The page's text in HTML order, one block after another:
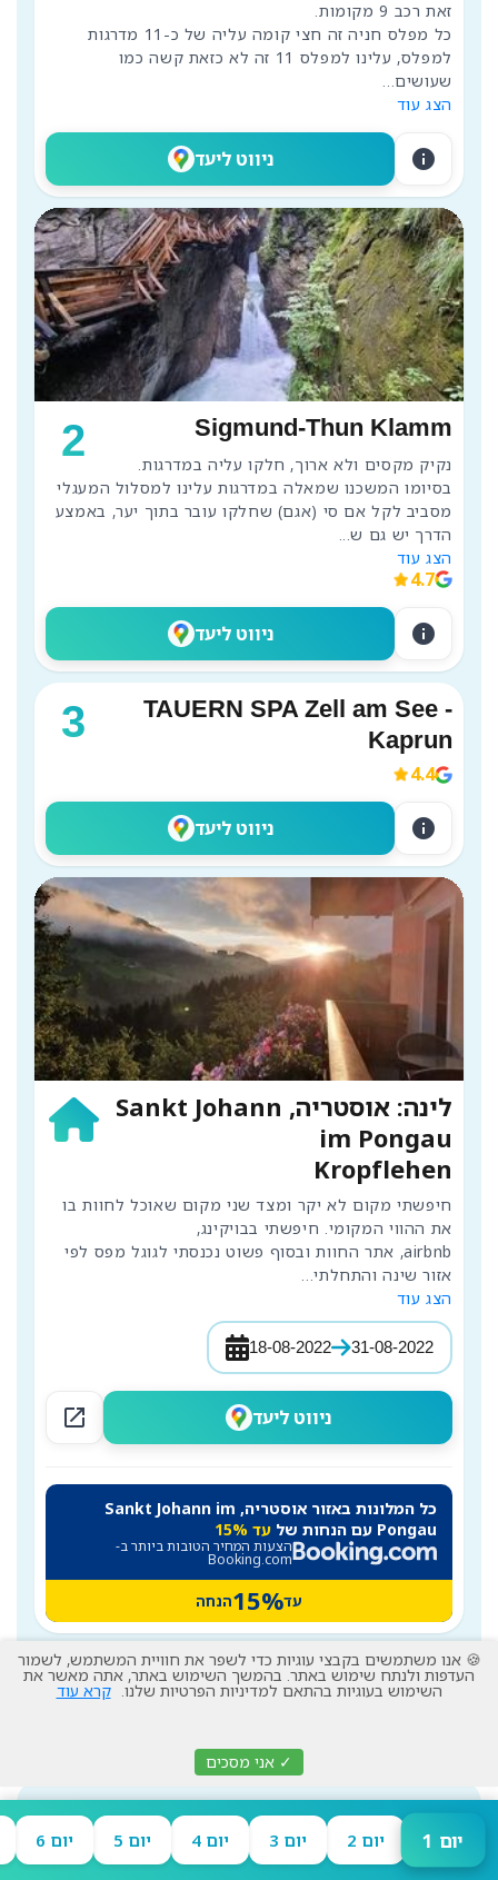
יום 1 יום 2 יום 3 יום 4 יום 5 יום 6
כל מפלס חניה זה חצי קומה עליה של כ-11 מדרגות
שעושים...
הצג עוד
ניווט ליעד info
2 Sigmund-Thun Klamm
בסיומו המשכנו שמאלה במדרגות עלינו למסלול המעגלי
הדרך יש גם ש...
הצג עוד
4.7
ניווט ליעד info
3
TAUERN SPA Zell am See -
Kaprun
4.4
ניווט ליעד info
לינה: אוסטריה, Sankt Johann
im Pongau
Kropflehen
חיפשתי מקום לא יקר ומצד שני מקום שאוכל לחוות בו
airbnb, אתר החוות ובסוף פשוט נכנסתי לגוגל מפס לפי
אזור שינה והתחלתי...
הצג עוד
18-08-2022 31-08-2022
open_in_new ניווט ליעד
כל המלונות באזור אוסטריה, Sankt Johann im
Pongau עם הנחות של
עד 15%
הצעות המחיר הטובות ביותר ב-
Booking.com
עד15%הנחה
יום 6
🍪 אנו משתמשים בקבצי עוגיות כדי לשפר את חוויית המשתמש, לשמור
העדפות ולנתח שימוש באתר. בהמשך השימוש באתר, אתה מאשר את
השימוש בעוגיות בהתאם למדיניות הפרטיות שלנו. קרא עוד
✓ אני מסכים